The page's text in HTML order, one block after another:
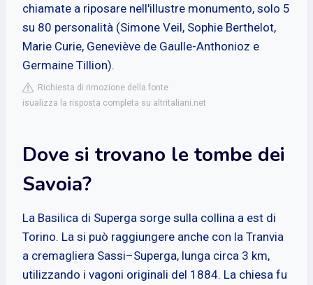
chiamate a riposare nell'illustre monumento, solo 5
su 80 personalità (Simone Veil, Sophie Berthelot,
Marie Curie, Geneviève de Gaulle-Anthonioz e
Germaine Tillion).
Richiesta di rimozione della fonte
isualizza la risposta completa su altritaliani.net
Dove si trovano le tombe dei
Savoia?
La Basilica di Superga sorge sulla collina a est di
Torino. La si può raggiungere anche con la Tranvia
a cremagliera Sassi–Superga, lunga circa 3 km,
utilizzando i vagoni originali del 1884. La chiesa fu